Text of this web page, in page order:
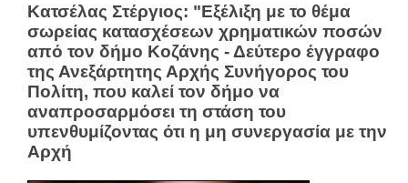
Κατσέλας Στέργιος: "Εξέλιξη με το θέμα
σωρείας κατασχέσεων χρηματικών ποσών
από τον δήμο Κοζάνης - Δεύτερο έγγραφο
της Ανεξάρτητης Αρχής Συνήγορος του
Πολίτη, που καλεί τον δήμο να
αναπροσαρμόσει τη στάση του
υπενθυμίζοντας ότι η μη συνεργασία με την
Αρχή